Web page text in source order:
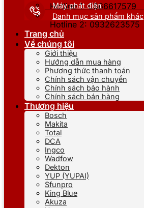
Hotline 1: 0866617579
Hotline 2: 0932623575
Máy phát điện
Danh mục sản phẩm khác
Trang chủ
Về chúng tôi
Giới thiệu
Hướng dẫn mua hàng
Phương thức thanh toán
Chính sách vận chuyển
Chính sách bảo hành
Chính sách bán hàng
Thương hiệu
Bosch
Makita
Total
DCA
Ingco
Wadfow
Dekton
YUP (YUPAI)
Sfunpro
King Blue
Akuza